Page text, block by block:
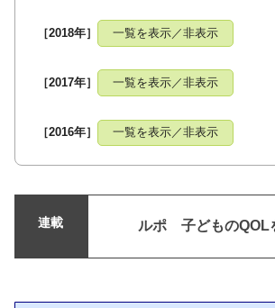
［2018年］ 一覧を表示／非表示
［2017年］ 一覧を表示／非表示
［2016年］ 一覧を表示／非表示
連載 ルポ 子どものQOL